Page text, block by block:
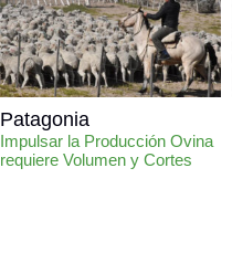
Patagonia
Impulsar la Producción Ovina
requiere Volumen y Cortes